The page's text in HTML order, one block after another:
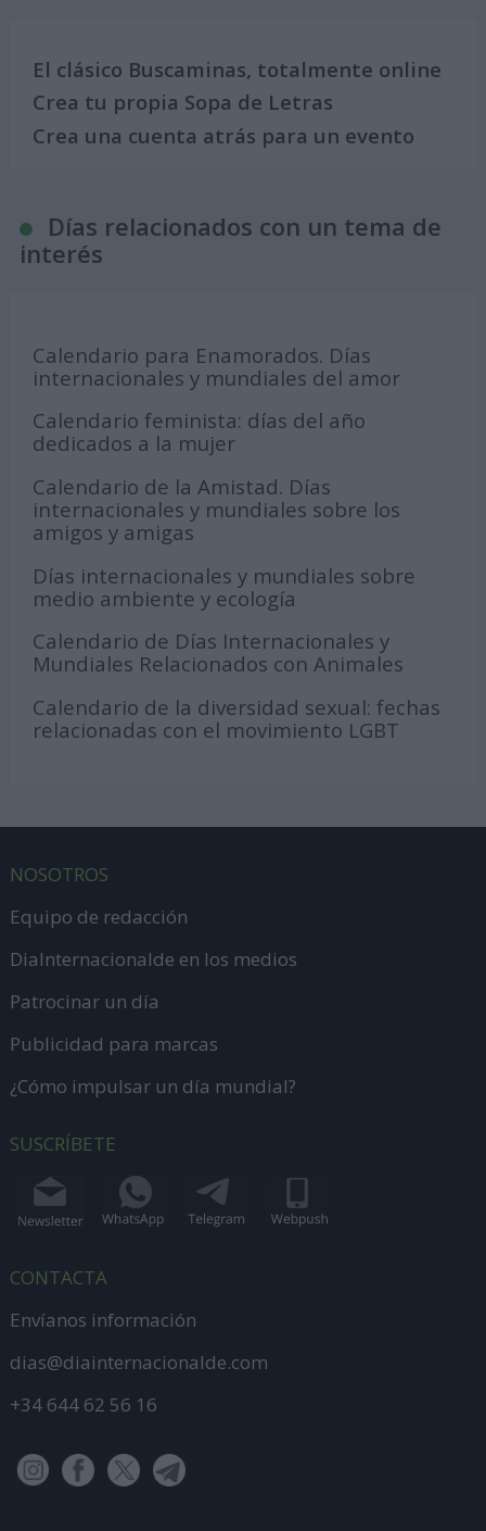
El clásico Buscaminas, totalmente online
Crea tu propia Sopa de Letras
Crea una cuenta atrás para un evento
Días relacionados con un tema de
interés
Calendario para Enamorados. Días
internacionales y mundiales del amor
Calendario feminista: días del año
dedicados a la mujer
Calendario de la Amistad. Días
internacionales y mundiales sobre los
amigos y amigas
Días internacionales y mundiales sobre
medio ambiente y ecología
Calendario de Días Internacionales y
Mundiales Relacionados con Animales
Calendario de la diversidad sexual: fechas
relacionadas con el movimiento LGBT
NOSOTROS
Equipo de redacción
DiaInternacionalde en los medios
Patrocinar un día
Publicidad para marcas
¿Cómo impulsar un día mundial?
SUSCRÍBETE
CONTACTA
Envíanos información
dias@diainternacionalde.com
+34 644 62 56 16